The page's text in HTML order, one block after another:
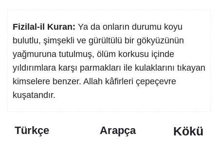
Fizilal-il Kuran: Ya da onların durumu koyu
bulutlu, şimşekli ve gürültülü bir gökyüzünün
yağmuruna tutulmuş, ölüm korkusu içinde
yıldırımlara karşı parmakları ile kulaklarını tıkayan
kimselere benzer. Allah kâfirleri çepeçevre
kuşatandır.
Türkçe Arapça Kökü